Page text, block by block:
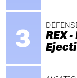
REX